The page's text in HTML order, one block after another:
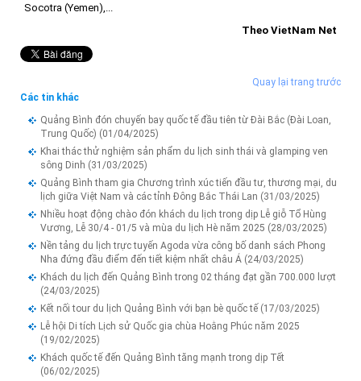
Socotra (Yemen),...
Theo VietNam Net
Quay lại trang trước
Các tin khác
Quảng Bình đón chuyến bay quốc tế đầu tiên từ Đài Bắc (Đài Loan,
Trung Quốc) (01/04/2025)
Khai thác thử nghiệm sản phẩm du lịch sinh thái và glamping ven
sông Dinh (31/03/2025)
Quảng Bình tham gia Chương trình xúc tiến đầu tư, thương mại, du
lịch giữa Việt Nam và các tỉnh Đông Bắc Thái Lan (31/03/2025)
Nhiều hoạt động chào đón khách du lịch trong dịp Lễ giỗ Tổ Hùng
Vương, Lễ 30/4 - 01/5 và mùa du lịch Hè năm 2025 (28/03/2025)
Nền tảng du lịch trực tuyến Agoda vừa công bố danh sách Phong
Nha đứng đầu điểm đến tiết kiệm nhất châu Á (24/03/2025)
Khách du lịch đến Quảng Bình trong 02 tháng đạt gần 700.000 lượt
(24/03/2025)
Kết nối tour du lịch Quảng Bình với bạn bè quốc tế (17/03/2025)
Lễ hội Di tích Lịch sử Quốc gia chùa Hoằng Phúc năm 2025
(19/02/2025)
Khách quốc tế đến Quảng Bình tăng mạnh trong dịp Tết
(06/02/2025)